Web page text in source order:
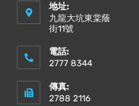
地址:
九龍大坑東棠蔭
街11號
電話:
2777 8344
傳真:
2788 2116